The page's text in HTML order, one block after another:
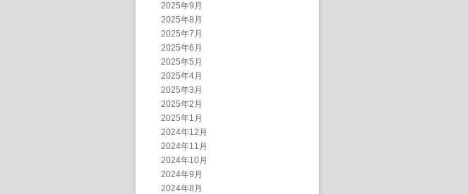
2025年9月
2025年8月
2025年7月
2025年6月
2025年5月
2025年4月
2025年3月
2025年2月
2025年1月
2024年12月
2024年11月
2024年10月
2024年9月
2024年8月